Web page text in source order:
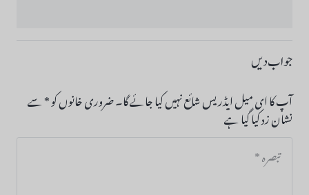
جواب دیں
آپ کا ای میل ایڈریس شائع نہیں کیا جائے گا۔ضروری خانوں کو*سے
نشان زد کیا گیا ہے